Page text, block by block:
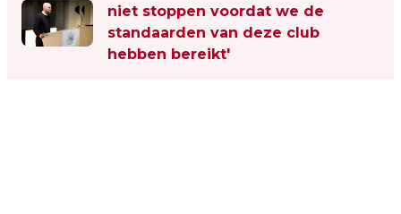
niet stoppen voordat we de
standaarden van deze club
hebben bereikt'